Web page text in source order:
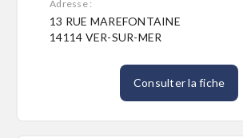
Adresse :
13 RUE MAREFONTAINE
14114 VER-SUR-MER
Consulter la fiche